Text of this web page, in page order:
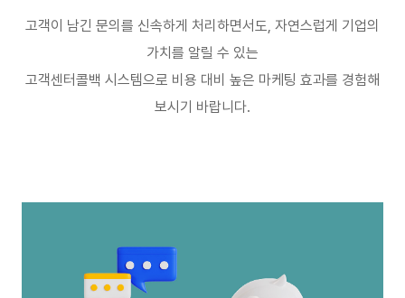
고객이 남긴 문의를 신속하게 처리하면서도, 자연스럽게 기업의
가치를 알릴 수 있는
고객센터콜백 시스템으로 비용 대비 높은 마케팅 효과를 경험해
보시기 바랍니다.